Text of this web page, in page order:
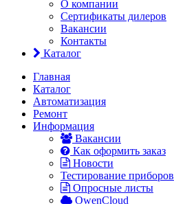
О компании
Сертификаты дилеров
Вакансии
Контакты
Каталог
Главная
Каталог
Автоматизация
Ремонт
Информация
Вакансии
Как оформить заказ
Новости
Тестирование приборов
Опросные листы
OwenCloud